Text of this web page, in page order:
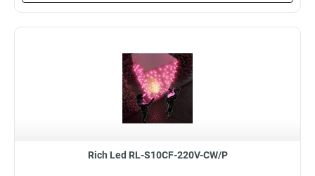
Rich Led RL-S10CF-220V-CW/P